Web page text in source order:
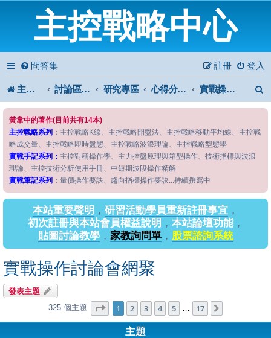
主控戰略中心
問答集 登入
註冊
主控戰略中心 討論區首頁 研究專區 心得分享專區 實戰操作討論會網聚
黃韋中的著作(目前共有14本)
主控戰略系列 ：主控戰略K線、主控戰略開盤法、主控戰略移動平均線、主控戰
略成交量、主控戰略即時盤態、主控戰略波浪理論、主控戰略型態學
實戰手記系列： 主控對稱操作學、主力控盤原理與箱型操作、技術指標與波浪
理論、主控技術分析使用手冊、中短期波段操作精解
實戰筆記系列 ：量價操作要訣、趨向指標操作要訣...持續撰寫中
本站重要聲明 ， 研習活動學員重新註冊事宜 ，
初次註冊與本站會員權益說明 ， 本站論壇功能，
貼圖討論教學， 家教詢問單， 股票諮詢系統
實戰操作討論會網聚
發表主題
325 個主題 1 頁 (共 17 頁)
1 2 3 4 5 … 17
主題